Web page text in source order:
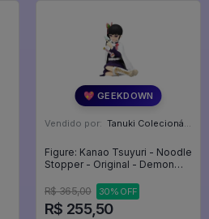
💖 GEEKDOWN
Vendido por: Tanuki Colecionáveis - SP
Figure: Kanao Tsuyuri - Noodle
Stopper - Original - Demon
R$ 365,00
30% OFF
R$ 255,50